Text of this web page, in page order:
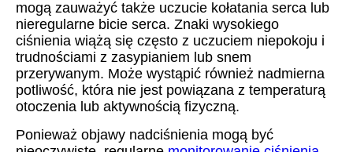
mogą zauważyć także uczucie kołatania serca lub
nieregularne bicie serca. Znaki wysokiego
ciśnienia wiążą się często z uczuciem niepokoju i
trudnościami z zasypianiem lub snem
przerywanym. Może wystąpić również nadmierna
potliwość, która nie jest powiązana z temperaturą
otoczenia lub aktywnością fizyczną.
Ponieważ objawy nadciśnienia mogą być